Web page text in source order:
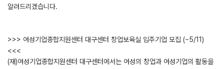
알려드리겠습니다.
>>> 여성기업종합지원센터 대구센터 창업보육실 입주기업 모집 (~5/11)
<<<
(재)여성기업종합지원센터 대구센터에서는 여성의 창업과 여성기업의 활동을